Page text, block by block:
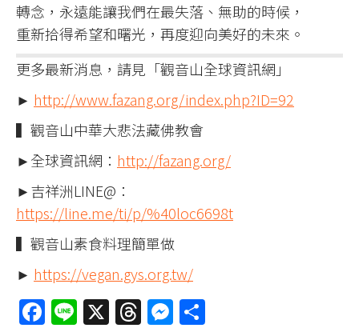
轉念，永遠能讓我們在最失落、無助的時候，
重新拾得希望和曙光，再度迎向美好的未來。
更多最新消息，請見「觀音山全球資訊網」
► http://www.fazang.org/index.php?ID=92
▍觀音山中華大悲法藏佛教會
►全球資訊網： http://fazang.org/
►吉祥洲LINE@：
https://line.me/ti/p/%40loc6698t
▍觀音山素食料理簡單做
► https://vegan.gys.org.tw/
Facebook
Line
X Threads
Messenger